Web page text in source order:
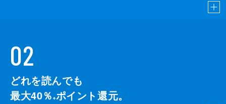
02
どれを読んでも
最大40％ ※ポイント還元。